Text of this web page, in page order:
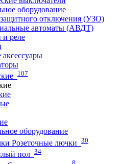
оборудование
защитного отключения (УЗО)
автоматы (АВДТ)
и реле
107
оборудование
Розеточные лючки 30
пол 34